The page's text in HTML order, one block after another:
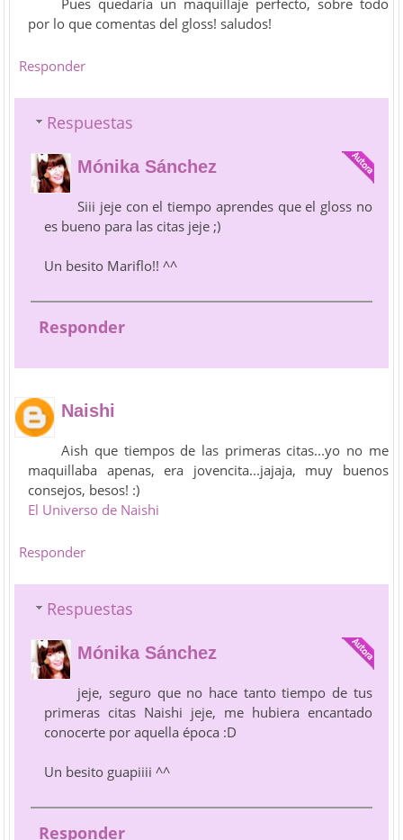
Pues quedaría un maquillaje perfecto, sobre todo
por lo que comentas del gloss! saludos!
Responder
Respuestas
Mónika Sánchez
Siii jeje con el tiempo aprendes que el gloss no
es bueno para las citas jeje ;)
Un besito Mariflo!! ^^
Responder
Naishi
Aish que tiempos de las primeras citas...yo no me
maquillaba apenas, era jovencita...jajaja, muy buenos
consejos, besos! :)
El Universo de Naishi
Responder
Respuestas
Mónika Sánchez
jeje, seguro que no hace tanto tiempo de tus
primeras citas Naishi jeje, me hubiera encantado
conocerte por aquella época :D
Un besito guapiiii ^^
Responder